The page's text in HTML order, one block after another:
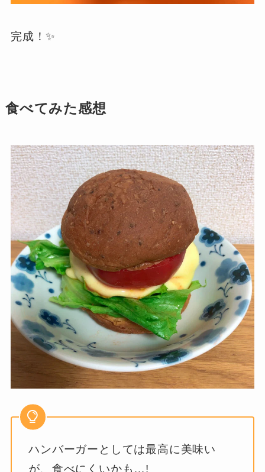
完成！✨
食べてみた感想
ハンバーガーとしては最高に美味い
が、食べにくいかも…!